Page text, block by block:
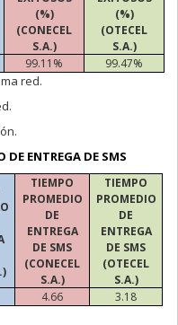
(%)
(CONECEL
S.A.)
(%)
(OTECEL
S.A.)
99.11% 99.47%
red.
ENTREGA DE SMS
TIEMPO
PROMEDIO
DE
ENTREGA
DE SMS
(CONECEL
S.A.)
TIEMPO
PROMEDIO
DE
ENTREGA
DE SMS
(OTECEL
S.A.)
4.66 3.18